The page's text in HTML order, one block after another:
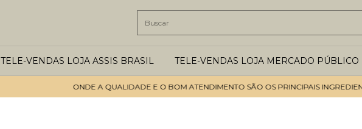
TELE-VENDAS LOJA ASSIS BRASIL TELE-VENDAS LOJA MERCADO PÚBLICO
ONDE A QUALIDADE E O BOM ATENDIMENTO SÃO OS PRINCIPAIS INGREDIENTES!